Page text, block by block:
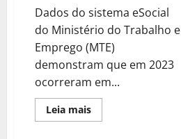
Dados do sistema eSocial
do Ministério do Trabalho e
Emprego (MTE)
demonstram que em 2023
ocorreram em...
Leia maisLeia
mais